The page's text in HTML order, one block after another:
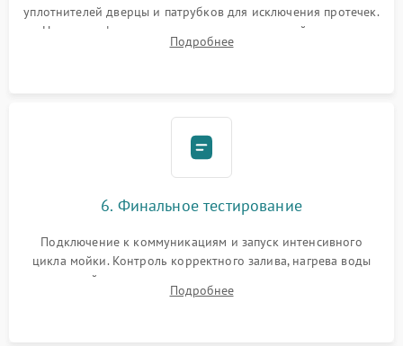
уплотнителей дверцы и патрубков для исключения протечек.
Надежная фиксация хомутов гидравлической системы,
сборка корпуса и установка датчика поплавка.
Подробнее
6. Финальное тестирование
Подключение к коммуникациям и запуск интенсивного
цикла мойки. Контроль корректного залива, нагрева воды
до нужной температуры, отсутствия посторонних шумов,
штатного слива и абсолютной сухости в поддоне.
Подробнее